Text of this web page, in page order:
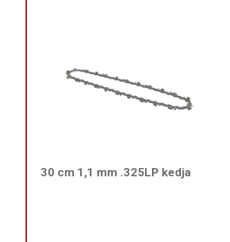
30 cm 1,1 mm .325LP kedja